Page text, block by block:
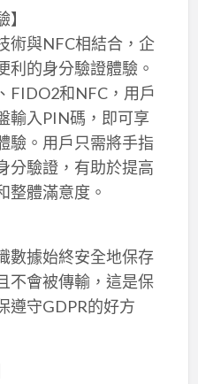
術與NFC相結合，企
利的身分驗證體驗。
FIDO2和NFC，用戶
輸入PIN碼，即可享
驗。用戶只需將手指
分驗證，有助於提高
整體滿意度。
數據始終安全地保存
不會被傳輸，這是保
遵守GDPR的好方